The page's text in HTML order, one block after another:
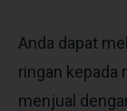
Anda dapat
ringan kepada
menjual